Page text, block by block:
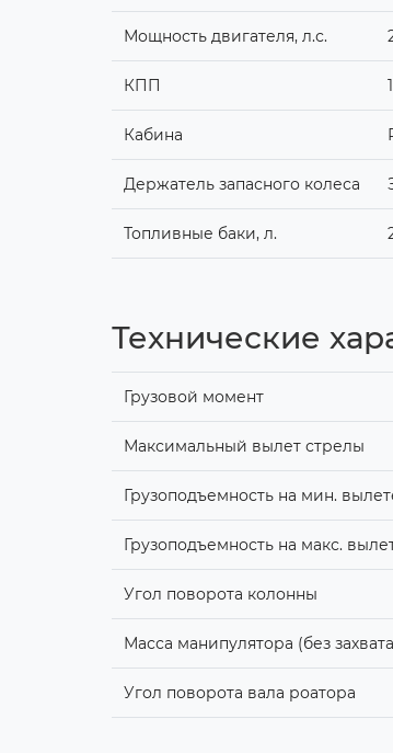
Мощность двигателя, л.с.
КПП
Кабина
Держатель запасного колеса
Топливные баки, л.
Технические
Грузовой момент
Максимальный вылет стрелы
Грузоподъемность на мин.
Грузоподъемность на макс.
Угол поворота колонны
Масса манипулятора (без
Угол поворота вала роатора